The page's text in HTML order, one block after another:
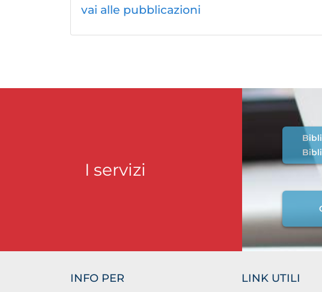
vai alle pubblicazioni
I servizi
INFO PER LINK UTILI